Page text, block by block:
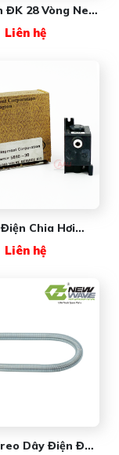
ĐK 28 Vòng New
Liên hệ
Chia Hơi
GT
Liên hệ
Dây Điện ĐK